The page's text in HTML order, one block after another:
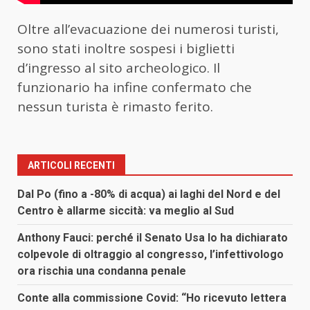
Oltre all’evacuazione dei numerosi turisti,
sono stati inoltre sospesi i biglietti
d’ingresso al sito archeologico. Il
funzionario ha infine confermato che
nessun turista è rimasto ferito.
ARTICOLI RECENTI
Dal Po (fino a -80% di acqua) ai laghi del Nord e del
Centro è allarme siccità: va meglio al Sud
Anthony Fauci: perché il Senato Usa lo ha dichiarato
colpevole di oltraggio al congresso, l’infettivologo
ora rischia una condanna penale
Conte alla commissione Covid: “Ho ricevuto lettera